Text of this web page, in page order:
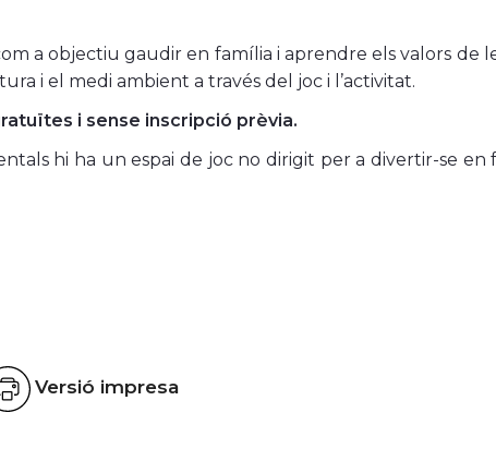
a objectiu gaudir en família i aprendre els valors de
i el medi ambient a través del joc i l’activitat.
i sense inscripció prèvia.
hi ha un espai de joc no dirigit per a divertir-se
Versió impresa